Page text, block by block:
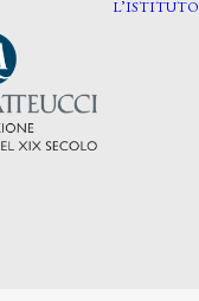
L’ISTITUTO